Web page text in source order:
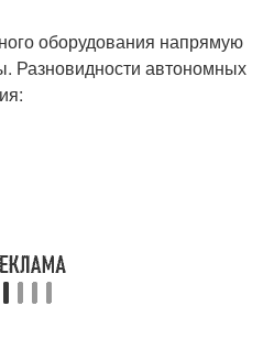
оборудования напрямую
Разновидности автономных